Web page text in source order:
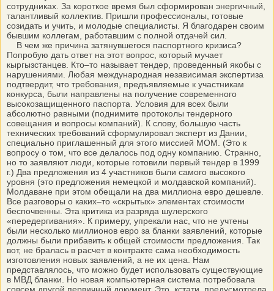
сотрудниках. За короткое время был сформирован энергичный,
талантливый коллектив. Пришли профессионалы, готовые
созидать и учить, и молодые специалисты. Я благодарен своим
бывшим коллегам, работавшим с полной отдачей сил.
В чем же причина затянувшегося паспортного кризиса?
Попробую дать ответ на этот вопрос, который мучает
кыргызстанцев. Кто–то называет тендер, проведенный якобы с
нарушениями. Любая международная независимая экспертиза
подтвердит, что требования, предъявляемые к участникам
конкурса, были направлены на получение современного
высокозащищенного паспорта. Условия для всех были
абсолютно равными (поднимите протоколы тендерного
совещания и вопросы компаний). К слову, большую часть
технических требований сформулировал эксперт из Дании,
специально приглашенный для этого миссией МОМ. (Это к
вопросу о том, что все делалось под одну компанию. Странно,
но то заявляют люди, которые готовили первый тендер в 1999
г.) Два предложения из 4 участников были самого высокого
уровня (это предложения немецкой и молдавской компаний).
Молдаване при этом обещали на два миллиона евро дешевле.
Все разговоры о каких–то «скрытых» элементах стоимости
беспочвенны. Эта критика из разряда шулерского
«передергивания». К примеру, упрекали нас, что не учтены
были несколько миллионов евро за бланки заявлений, которые
должны были прибавить к общей стоимости предложения. Так
вот, не бралась в расчет в контракте сама необходимость
изготовления новых заявлений, а не их цена. Нам
представлялось, что можно будет использовать существующие
в МВД бланки. Но новая компьютерная система потребовала